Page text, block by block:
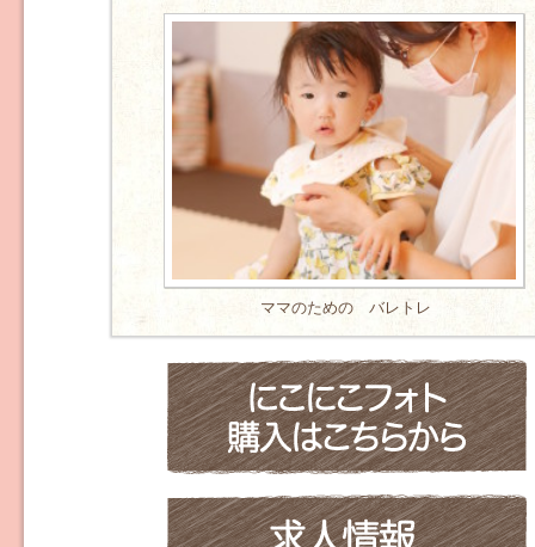
ママのための バレトレ